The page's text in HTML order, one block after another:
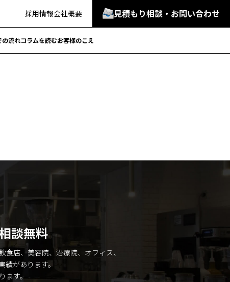
採用情報会社概要 見積もり相談・お問い合わせ
の流れコラムを読むお客様のこえ
談無料
食店、美容院、治療院、オフィス、
績があります。
ます。